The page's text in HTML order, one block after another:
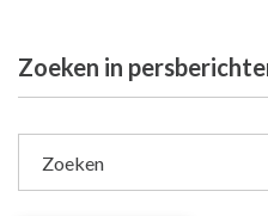
Zoeken in
Zoeken